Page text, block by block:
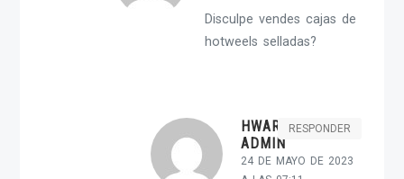
Disculpe vendes cajas de
hotweels selladas?
HWARGENT-
ADMIN
24 DE MAYO DE 2023
RESPONDER